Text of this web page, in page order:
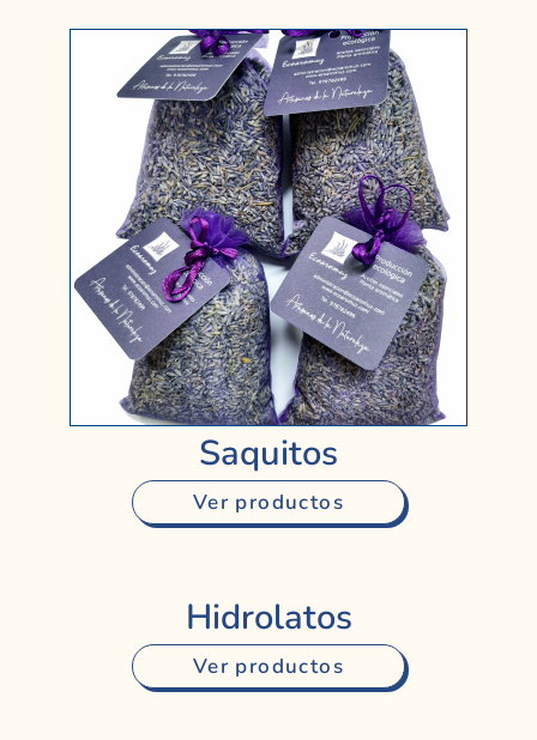
Saquitos
Ver productos
Hidrolatos
Ver productos